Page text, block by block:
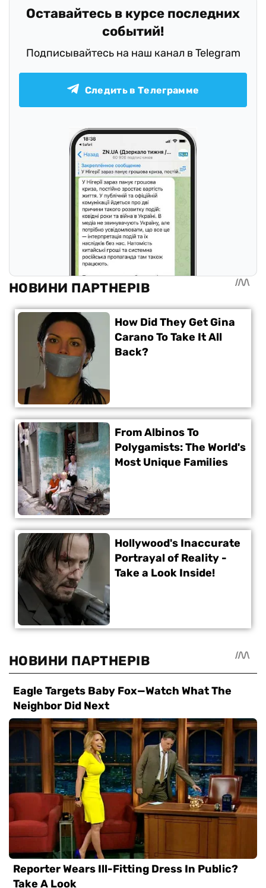
Оставайтесь в курсе последних
событий!
Подписывайтесь на наш канал в Telegram
Следить в Телеграмме